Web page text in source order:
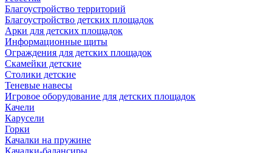
Благоустройство территорий
Благоустройство детских площадок
Арки для детских площадок
Информационные щиты
Ограждения для детских площадок
Скамейки детские
Столики детские
Теневые навесы
Игровое оборудование для детских площадок
Качели
Карусели
Горки
Качалки на пружине
Качалки-балансиры